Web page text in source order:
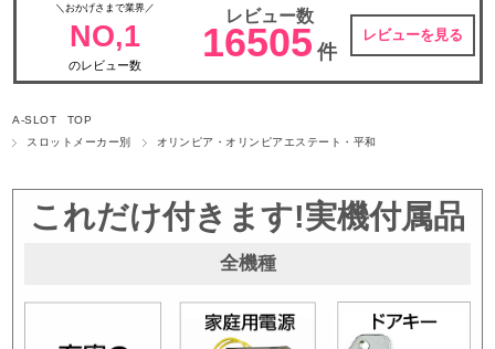
＼おかげさまで業界／
NO,1
のレビュー数
レビュー数
16505 件
レビューを見る
A-SLOT TOP
スロットメーカー別
オリンピア・オリンピアエステート・平和
これだけ付きます!実機付属品
全機種